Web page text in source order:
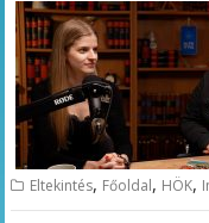
Eltekintés, Főoldal, HÖK,